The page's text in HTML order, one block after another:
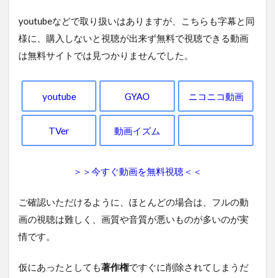
youtubeなどで取り扱いはありますが、こちらも字幕と同
様に、購入しないと視聴が出来ず無料で視聴できる動画
は無料サイトでは見つかりませんでした。
youtube GYAO ニコニコ動画
TVer 動画イズム
＞＞今すぐ動画を無料視聴＜＜
ご確認いただけるように、ほとんどの場合は、フルの動
画の視聴は難しく、画質や音質が悪いものが多いのが実
情です。
仮にあったとしても著作権ですぐに削除されてしまうだ